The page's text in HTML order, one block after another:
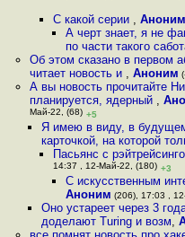
С какой серии ,Аноним
А черт знает, я не
по части такого
Об этом сказано в первом
читает новость и , Аноним
А вы новость прочитайте
планируется, ядерный ,
Май-22, (68) +5
Я имею в виду, в
карточкой, на которой
Пасьянс с
14:37 , 12-Май-22, (180) +3
С искусственным
Аноним (206), 17:03 ,
Оно устареет через 3
доделают Turing и возм,